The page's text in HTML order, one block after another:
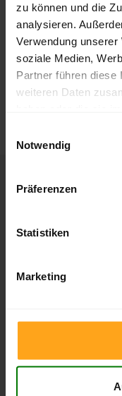
zu können und die
analysieren.
Verwendung
soziale Medien,
Partner führen diese
weiteren Daten
Notwendig
Präferenzen
Statistiken
Marketing
September
250 €
Die aktuelle
können Sie
Höchst-
Pelletspreise
Sackware in